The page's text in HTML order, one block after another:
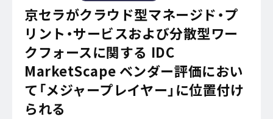
京セラがクラウド型マネージド・プ
リント・サービスおよび分散型ワー
クフォースに関する IDC
MarketScape ベンダー評価におい
て「メジャープレイヤー」に位置付け
られる